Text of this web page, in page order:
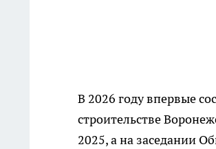
В 2026 году впервые
строительстве
2025, а на заседании